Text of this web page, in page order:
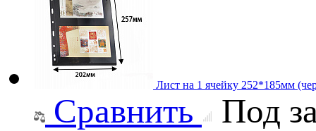
Лист на 1 ячейку 252*185мм
Сравнить Под